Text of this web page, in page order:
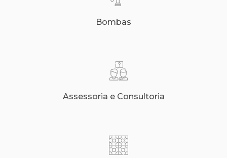
Bombas
Assessoria e Consultoria